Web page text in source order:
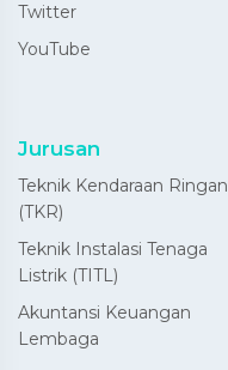
Twitter
YouTube
Jurusan
Teknik Kendaraan Ringan
(TKR)
Teknik Instalasi Tenaga
Listrik (TITL)
Akuntansi Keuangan
Lembaga